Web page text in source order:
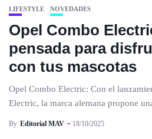
LIFESTYLE NOVEDADES
Opel Combo
pensada para
con tus mascotas
Opel Combo Electric: Con el
Electric, la marca alemana propone
By Editorial MAV 18/10/2025